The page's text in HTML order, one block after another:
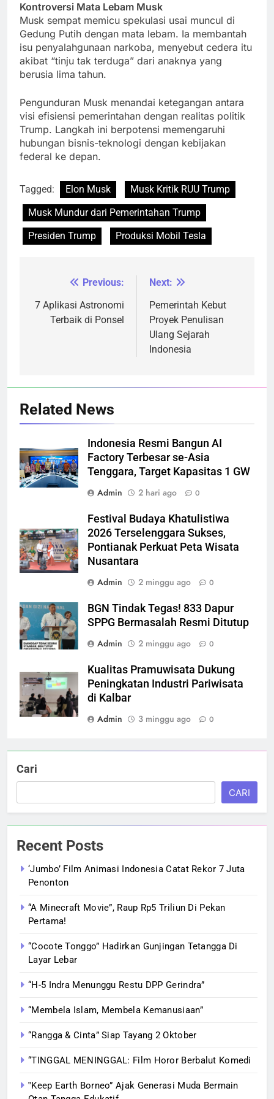
Kontroversi Mata Lebam Musk
Musk sempat memicu spekulasi usai muncul di
Gedung Putih dengan mata lebam. Ia membantah
isu penyalahgunaan narkoba, menyebut cedera itu
akibat “tinju tak terduga” dari anaknya yang
berusia lima tahun.
Pengunduran Musk menandai ketegangan antara
visi efisiensi pemerintahan dengan realitas politik
Trump. Langkah ini berpotensi memengaruhi
hubungan bisnis-teknologi dengan kebijakan
federal ke depan.
Tagged: Elon Musk
Musk Kritik RUU Trump
Musk Mundur dari Pemerintahan Trump
Presiden Trump
Produksi Mobil Tesla
Navigasi
pos
Previous:
7 Aplikasi Astronomi
Terbaik di Ponsel
Next:
Pemerintah Kebut
Proyek Penulisan
Ulang Sejarah
Indonesia
Related News
Indonesia Resmi Bangun AI
Factory Terbesar se-Asia
Tenggara, Target Kapasitas 1 GW
Admin
2 hari ago 0
Festival Budaya Khatulistiwa
2026 Terselenggara Sukses,
Pontianak Perkuat Peta Wisata
Nusantara
Admin
2 minggu ago 0
BGN Tindak Tegas! 833 Dapur
SPPG Bermasalah Resmi Ditutup
Admin
2 minggu ago 0
Kualitas Pramuwisata Dukung
Peningkatan Industri Pariwisata
di Kalbar
Admin
3 minggu ago 0
Cari
CARI
Recent Posts
‘Jumbo’ Film Animasi Indonesia Catat Rekor 7 Juta
Penonton
“A Minecraft Movie”, Raup Rp5 Triliun Di Pekan
Pertama!
“Cocote Tonggo” Hadirkan Gunjingan Tetangga Di
Layar Lebar
“H-5 Indra Menunggu Restu DPP Gerindra”
“Membela Islam, Membela Kemanusiaan”
“Rangga & Cinta” Siap Tayang 2 Oktober
“TINGGAL MENINGGAL: Film Horor Berbalut Komedi
‟Keep Earth Borneo” Ajak Generasi Muda Bermain